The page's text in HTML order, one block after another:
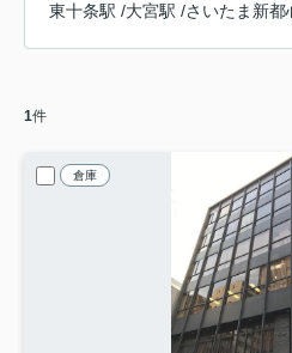
東十条駅 /大宮駅 /さいたま新都
1件
倉庫